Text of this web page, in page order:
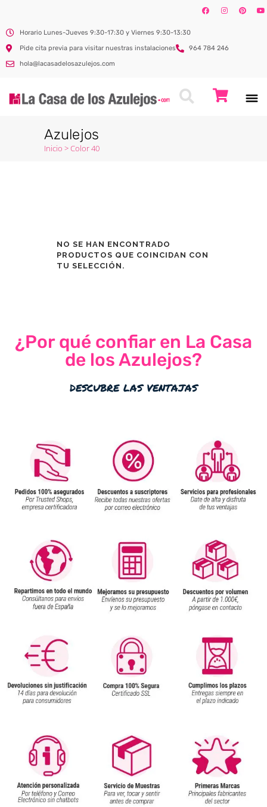
Horario Lunes-Jueves 9:30-17:30 y Viernes 9:30-13:30
Pide cita previa para visitar nuestras instalaciones
964 784 246
hola@lacasadelosazulejos.com
Azulejos
Inicio >Color 40
NO SE HAN ENCONTRADO
PRODUCTOS QUE COINCIDAN CON
TU SELECCIÓN.
¿Por qué confiar en La Casa
de los Azulejos?
descubre las ventajas